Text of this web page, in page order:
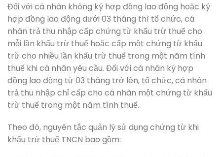
Đối với cá nhân không ký hợp đồng lao động hoặc ký
hợp đồng lao động dưới 03 tháng thì tổ chức, cá
nhân trả thu nhập cấp chứng từ khấu trừ thuế cho
mỗi lần khấu trừ thuế hoặc cấp một chứng từ khấu
trừ cho nhiều lần khấu trừ thuế trong một năm tính
thuế khi cá nhân yêu cầu. Đối với cá nhân ký hợp
đồng lao động từ 03 tháng trở lên, tổ chức, cá nhân
trả thu nhập chỉ cấp cho cá nhân một chứng từ khấu
trừ thuế trong một năm tính thuế.
Theo đó, nguyên tắc quản lý sử dụng chứng từ khi
khấu trừ thuế TNCN bao gồm: